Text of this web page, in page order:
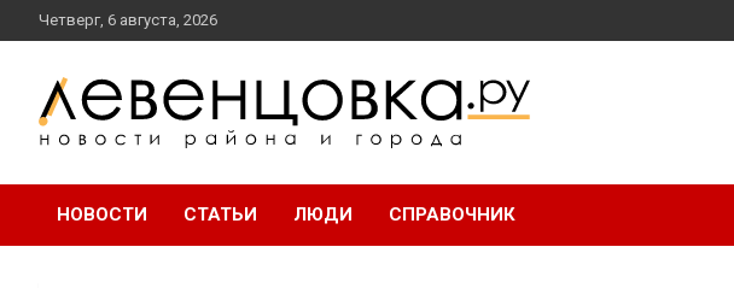
перейти
к
Четверг, 6 августа, 2026
Левенцовка Ру
НОВОСТИ СТАТЬИ ЛЮДИ СПРАВОЧНИК